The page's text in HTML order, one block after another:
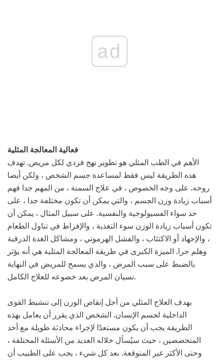
ad
فعالية المعالجة المثلية
الأهم في الطب المثلي هو تطوير نهج فردي لكل مريض. تهدف
هذه الطريقة ليس فقط لمساعدة جسم الشخص ، ولكن أيضا
روحه. على وجه الخصوص ، في علاج السمنة ، من المهم جدا فهم
أسباب زيادة وزن الجسم ، والتي يمكن أن تكون مختلفة جدا ، على
حد سواء الفسيولوجية والنفسية. على سبيل المثال ، يمكن أن
تكون أسباب زيادة الوزن سوء التغذية ، والإفراط في تناول الطعام
، والإجهاد أو الاكتئاب ، والفشل الهرموني ، ومشاكل الغدة الدرقية
وهلم جرا. الميزة الكبرى في طريقة المعالجة المثلية هي أنه يؤثر
بالضبط على سبب المرض ، والذي يسمح للمريض في النهاية
نسيان المرض بعد خضوعه للعلاج الكامل.
يهدف العلاج المثلي من أجل إنقاص الوزن إلى تنشيط القوى
الداخلية لجسم الإنسان. الشخص الذي يقرر أن يعامل بهذه
الطريقة يجب أن يكون مستعدًا لإجراء محادثة طويلة مع أحد
المتخصصين ، حيث سيُسأل خلاله العديد من الأسئلة المختلفة ،
وحتى الأكثر غير المتوقعة. بعد كل شيء ، يجب على الطبيب أن